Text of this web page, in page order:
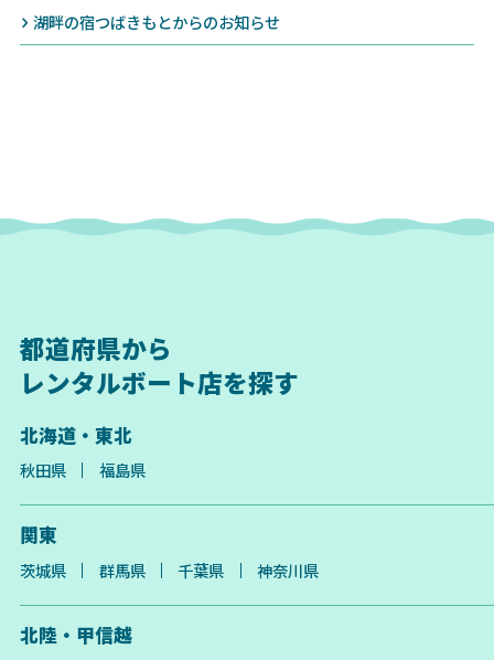
湖畔の宿つばきもとからのお知らせ
都道府県から
レンタルボート店を探す
北海道・東北
秋田県 福島県
関東
茨城県 群馬県 千葉県 神奈川県
北陸・甲信越